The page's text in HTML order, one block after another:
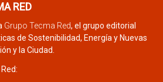
RED
Grupo Tecma Red, el grupo editorial
de Sostenibilidad, Energía y Nuevas
y la Ciudad.